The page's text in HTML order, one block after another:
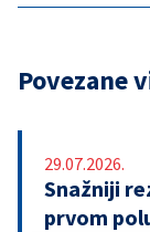
Povezane
29.07.2026.
Snažniji
prvom